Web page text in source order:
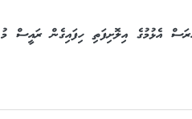
އެޅުމުގެ އިލޮށިފަތި ހިފައިގެން ރައީސް